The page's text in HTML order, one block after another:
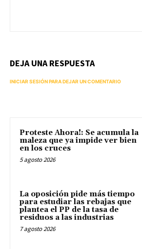
DEJA UNA RESPUESTA
INICIAR SESIÓN PARA DEJAR UN COMENTARIO
Proteste Ahora!: Se acumula la
maleza que ya impide ver bien
en los cruces
5 agosto 2026
La oposición pide más tiempo
para estudiar las rebajas que
plantea el PP de la tasa de
residuos a las industrias
7 agosto 2026